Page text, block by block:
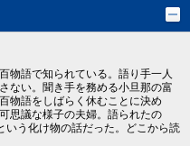
物語で知られている。語り手一人
ない。聞き手を務める小旦那の富
物語をしばらく休むことに決め
思議な様子の夫婦。語られたの
いう化け物の話だった。どこから読